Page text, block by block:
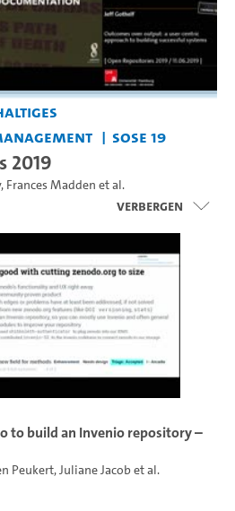
SoSe 19
2019
, Frances Madden et al.
Verbergen
to build an Invenio repository –
Peukert,Juliane Jacobet al.